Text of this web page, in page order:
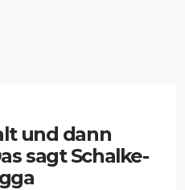
und dann
sagt Schalke-